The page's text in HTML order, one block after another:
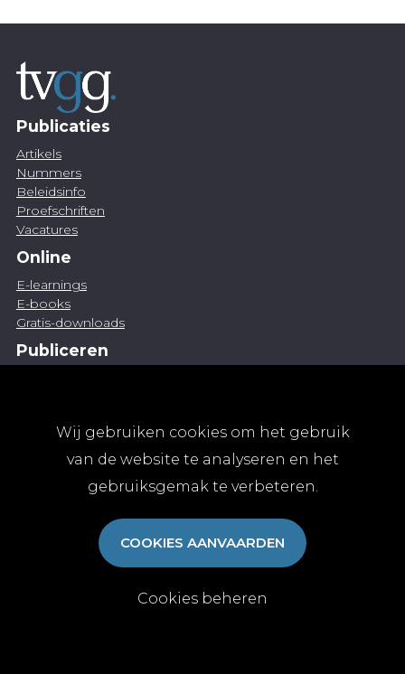
Wij gebruiken cookies om het gebruik
van de website te analyseren en het
gebruiksgemak te verbeteren.
COOKIES AANVAARDEN
Cookies beheren
Publicaties
Artikels
Nummers
Beleidsinfo
Proefschriften
Vacatures
Online
E-learnings
E-books
Gratis-downloads
Publiceren
Abonnementen
Algemene abonnementsvoorwaarden